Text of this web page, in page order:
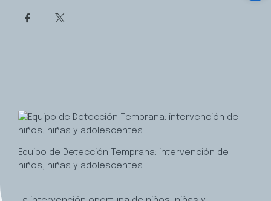
Equipo de Detección Temprana: intervención de
niños, niñas y adolescentes